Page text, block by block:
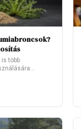
több